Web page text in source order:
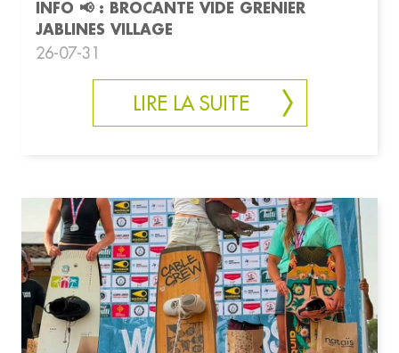
INFO 📢 : BROCANTE VIDE GRENIER
JABLINES VILLAGE
26-07-31
LIRE LA SUITE